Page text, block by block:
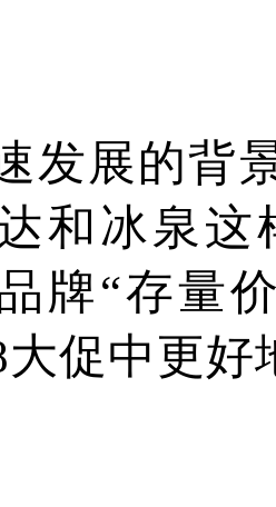
发展的背
和冰泉这
牌“存量
促中更